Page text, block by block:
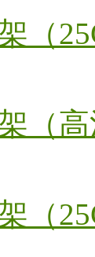
（
（
（